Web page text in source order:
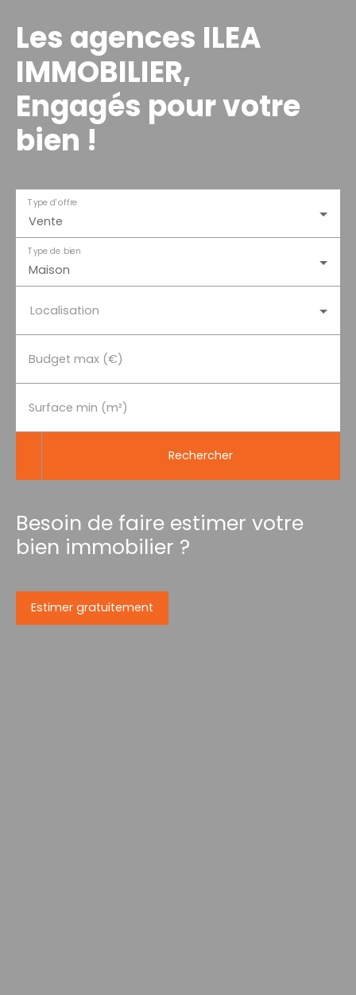
Les agences ILEA
IMMOBILIER,
Engagés pour votre
bien !
Vente
Type d'offre
Maison
Type de bien
Localisation
Budget max (€)
Surface min (m²)
Rechercher
Besoin de faire estimer votre
bien immobilier ?
Estimer gratuitement